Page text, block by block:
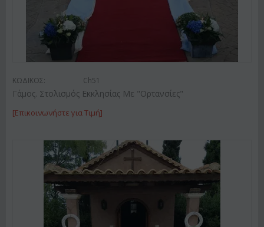
ΚΩΔΙΚΟΣ: Ch51
Γάμος. Στολισμός Εκκλησίας Με "Ορτανσίες"
[Επικοινωνήστε για Τιμή]